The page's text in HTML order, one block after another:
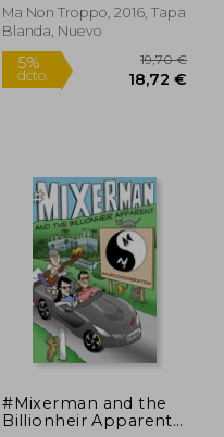
5%
dcto.
Ma Non Troppo, 2016, Tapa
Blanda, Nuevo
#Mixerman and the
Billionheir Apparent